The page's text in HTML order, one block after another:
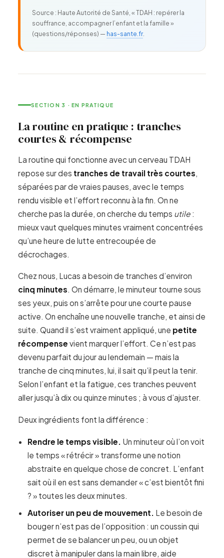
Source : Haute Autorité de Santé, « TDAH : repérer la
souffrance, accompagner l’enfant et la famille »
(questions/réponses) — has-sante.fr.
SECTION 3 · EN PRATIQUE
La routine en pratique : tranches
courtes & récompense
La routine qui fonctionne avec un cerveau TDAH
repose sur des tranches de travail très courtes
séparées par de vraies pauses, avec le temps
rendu visible et l’effort reconnu à la fin. On ne
cherche pas la durée, on cherche du temps utile :
mieux vaut quelques minutes vraiment concentrées
qu’une heure de lutte entrecoupée de
décrochages.
Chez nous, Lucas a besoin de tranches d’environ
cinq minutes. On démarre, le minuteur tourne sous
ses yeux, puis on s’arrête pour une courte pause
active. On enchaîne une nouvelle tranche, et ainsi de
suite. Quand il s’est vraiment appliqué, une petite
récompense vient marquer l’effort. Ce n’est pas
devenu parfait du jour au lendemain — mais la
tranche de cinq minutes, lui, il sait qu’il peut la tenir.
Selon l’enfant et la fatigue, ces tranches peuvent
aller jusqu’à dix ou quinze minutes ; à vous d’ajuster.
Deux ingrédients font la différence :
Rendre le temps visible. Un minuteur où l’on voit
le temps « rétrécir » transforme une notion
abstraite en quelque chose de concret. L’enfant
sait où il en est sans demander « c’est bientôt fini
? » toutes les deux minutes.
Autoriser un peu de mouvement. Le besoin de
bouger n’est pas de l’opposition : un coussin qui
permet de se balancer un peu, ou un objet
discret à manipuler dans la main libre, aide